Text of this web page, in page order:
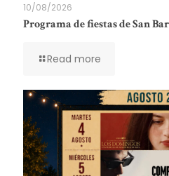
10/08/2026
Programa de fiestas de San
Read more